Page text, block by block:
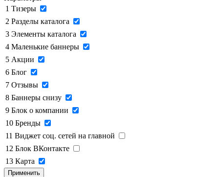
1 Тизеры
2 Разделы каталога
3 Элементы каталога
4 Маленькие баннеры
5 Акции
6 Блог
7 Отзывы
8 Баннеры снизу
9 Блок о компании
10 Бренды
11 Виджет соц. сетей на главной
12 Блок ВКонтакте
13 Карта
Применить